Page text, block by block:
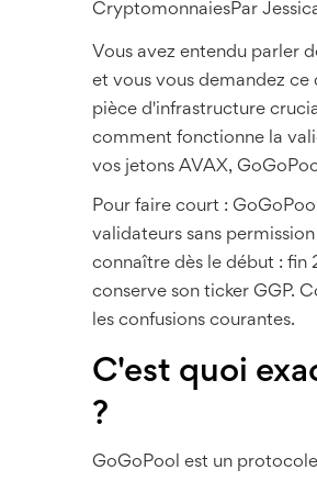
CryptomonnaiesPar
Vous avez entendu parler
et vous vous demandez ce
pièce d'infrastructure
comment fonctionne la
vos jetons AVAX,
Pour faire court :
validateurs sans
connaître dès le début : fin
conserve son ticker GGP.
les confusions courantes.
C'est quoi
?
GoGoPool est un